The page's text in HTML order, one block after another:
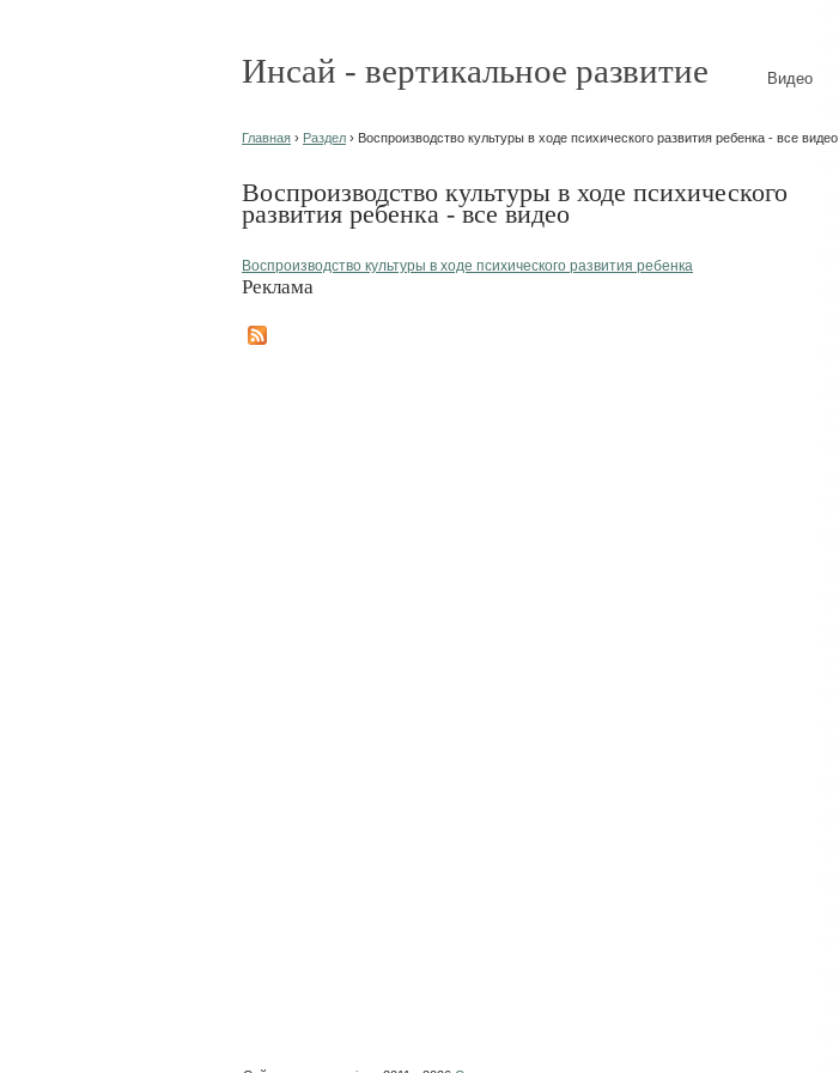
Инсай - вертикальное развитие Видео
Главная › Раздел › Воспроизводство культуры в ходе психического развития ребенка - все видео
Воспроизводство культуры в ходе психического
развития ребенка - все видео
Воспроизводство культуры в ходе психического развития ребенка
Реклама